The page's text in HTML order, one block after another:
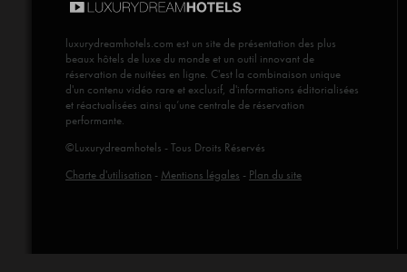
luxurydreamhotels.com est un site de présentation des plus
beaux hôtels de luxe du monde et un outil innovant de
réservation de nuitées en ligne. C'est la combinaison unique
d'un contenu vidéo rare et exclusif, d'informations éditorialisées
et réactualisées ainsi qu’une centrale de réservation
performante.
©Luxurydreamhotels - Tous Droits Réservés
Charte d'utilisation - Mentions légales - Plan du site